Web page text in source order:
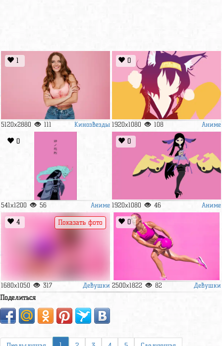
1
5120x2880 111 Кинозвезды
0
1920x1080 108 Аниме
0
541x1200 56 Аниме
0
1920x1080 46 Аниме
4
1680x1050 317 Девушки
Показать фото 0
2500x1822 82 Девушки
Поделиться